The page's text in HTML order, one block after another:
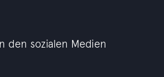
den sozialen Medien